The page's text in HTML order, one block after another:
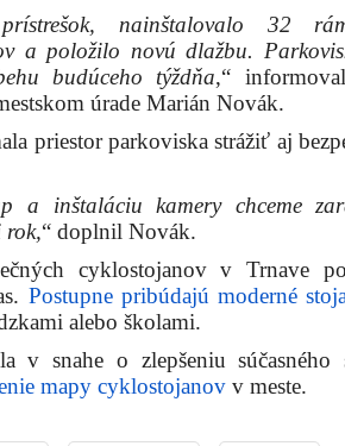
nainštalovalo 32
a položilo novú dlažbu.
budúceho týždňa,“
úrade Marián Novák.
priestor parkoviska strážiť aj
a inštaláciu kamery chceme
rok,“ doplnil Novák.
cyklostojanov v Trnave
Postupne pribúdajú moderné
alebo školami.
v snahe o zlepšeniu súčasného
mapy cyklostojanov v meste.